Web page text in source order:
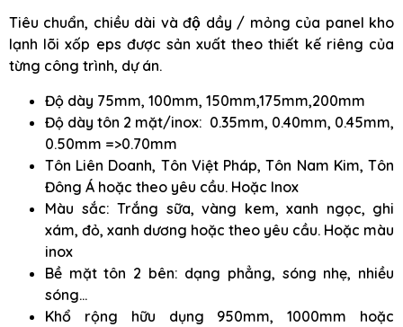
Tiêu chuẩn, chiều dài và độ dầy / mỏng của panel kho
lạnh lõi xốp eps được sản xuất theo thiết kế riêng của
từng công trình, dự án.
Độ dày 75mm, 100mm, 150mm,175mm,200mm
Độ dày tôn 2 mặt/inox: 0.35mm, 0.40mm, 0.45mm,
0.50mm =>0.70mm
Tôn Liên Doanh, Tôn Việt Pháp, Tôn Nam Kim, Tôn
Đông Á hoặc theo yêu cầu. Hoặc Inox
Màu sắc: Trắng sữa, vàng kem, xanh ngọc, ghi
xám, đỏ, xanh dương hoặc theo yêu cầu. Hoặc màu
inox
Bề mặt tôn 2 bên: dạng phẳng, sóng nhẹ, nhiều
sóng…
Khổ rộng hữu dụng 950mm, 1000mm hoặc